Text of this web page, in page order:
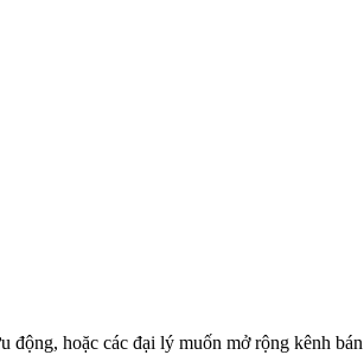
động, hoặc các đại lý muốn mở rộng kênh